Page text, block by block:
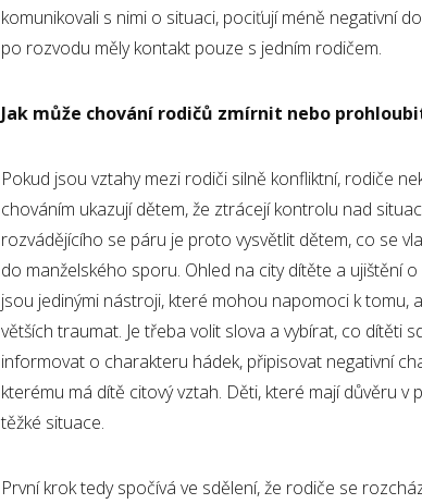
komunikovali s nimi o situaci, pociťují méně negativní
po rozvodu měly kontakt pouze s jedním rodičem.
Jak může chování rodičů zmírnit nebo
Pokud jsou vztahy mezi rodiči silně konfliktní, rodiče
chováním ukazují dětem, že ztrácejí kontrolu nad
rozvádějícího se páru je proto vysvětlit dětem, co se
do manželského sporu. Ohled na city dítěte a ujištění
jsou jedinými nástroji, které mohou napomoci k tomu,
větších traumat. Je třeba volit slova a vybírat, co dítěti
informovat o charakteru hádek, připisovat negativní
kterému má dítě citový vztah. Děti, které mají důvěru
těžké situace.
První krok tedy spočívá ve sdělení, že rodiče se